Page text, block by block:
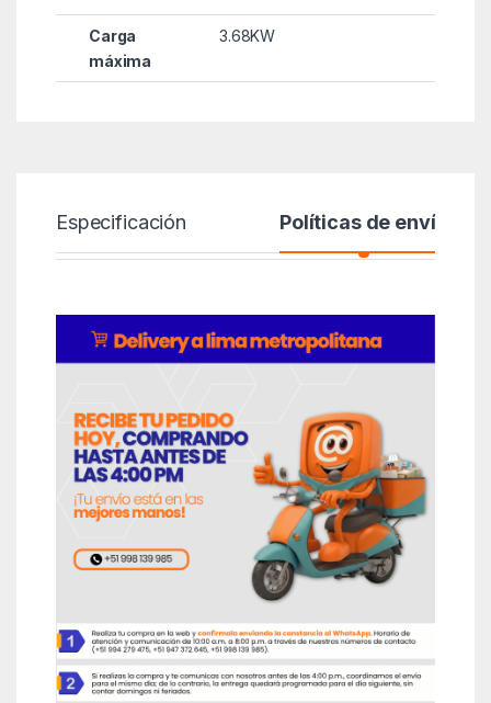
Carga
máxima
3.68KW
Especificación Políticas de envío